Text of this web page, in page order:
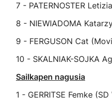
7 - PATERNOSTER
8 - NIEWIADOMA
9 - FERGUSON Cat
10 - SKALNIAK-SOJKA
Sailkapen nagusia
1 - GERRITSE Femke